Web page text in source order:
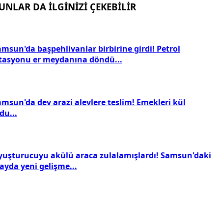
DA İLGİNİZİ ÇEKEBİLİR
başpehlivanlar birbirine girdi! Petrol
er meydanına döndü...
dev arazi alevlere teslim! Emekleri kül
akülü araca zulalamışlardı! Samsun'daki
yeni gelişme...